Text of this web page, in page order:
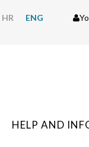
HR ENG
HELP AND